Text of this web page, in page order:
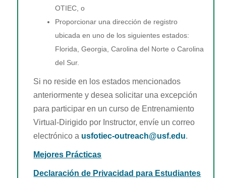
OTIEC, o
Proporcionar una dirección de registro
ubicada en uno de los siguientes estados:
Florida, Georgia, Carolina del Norte o Carolina
del Sur.
Si no reside en los estados mencionados
anteriormente y desea solicitar una excepción
para participar en un curso de Entrenamiento
Virtual-Dirigido por Instructor, envíe un correo
electrónico a usfotiec-outreach@usf.edu.
Mejores Prácticas
Declaración de Privacidad para Estudiantes